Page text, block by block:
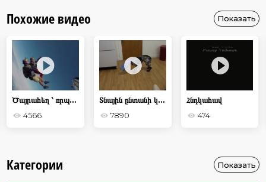
Похожие видео Показать
Ծայրահեղ ՝ որպես ապրելակերպ
4566
Տնային ընտանի կենդանիները զվարճանում են
7890
Հնդկահավ
474
Категории Показать